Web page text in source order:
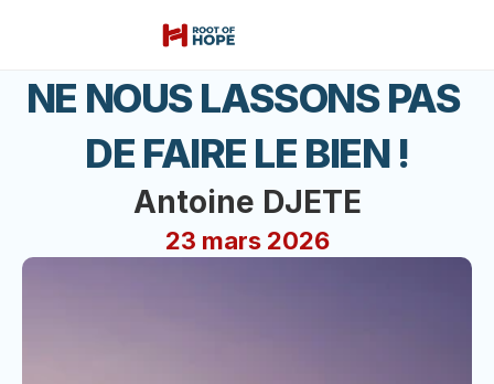
NE NOUS LASSONS PAS
DE FAIRE LE BIEN !
Antoine DJETE
23 mars 2026